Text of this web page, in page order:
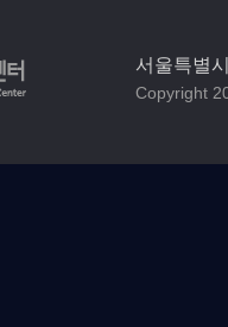
서울특별
Copyright